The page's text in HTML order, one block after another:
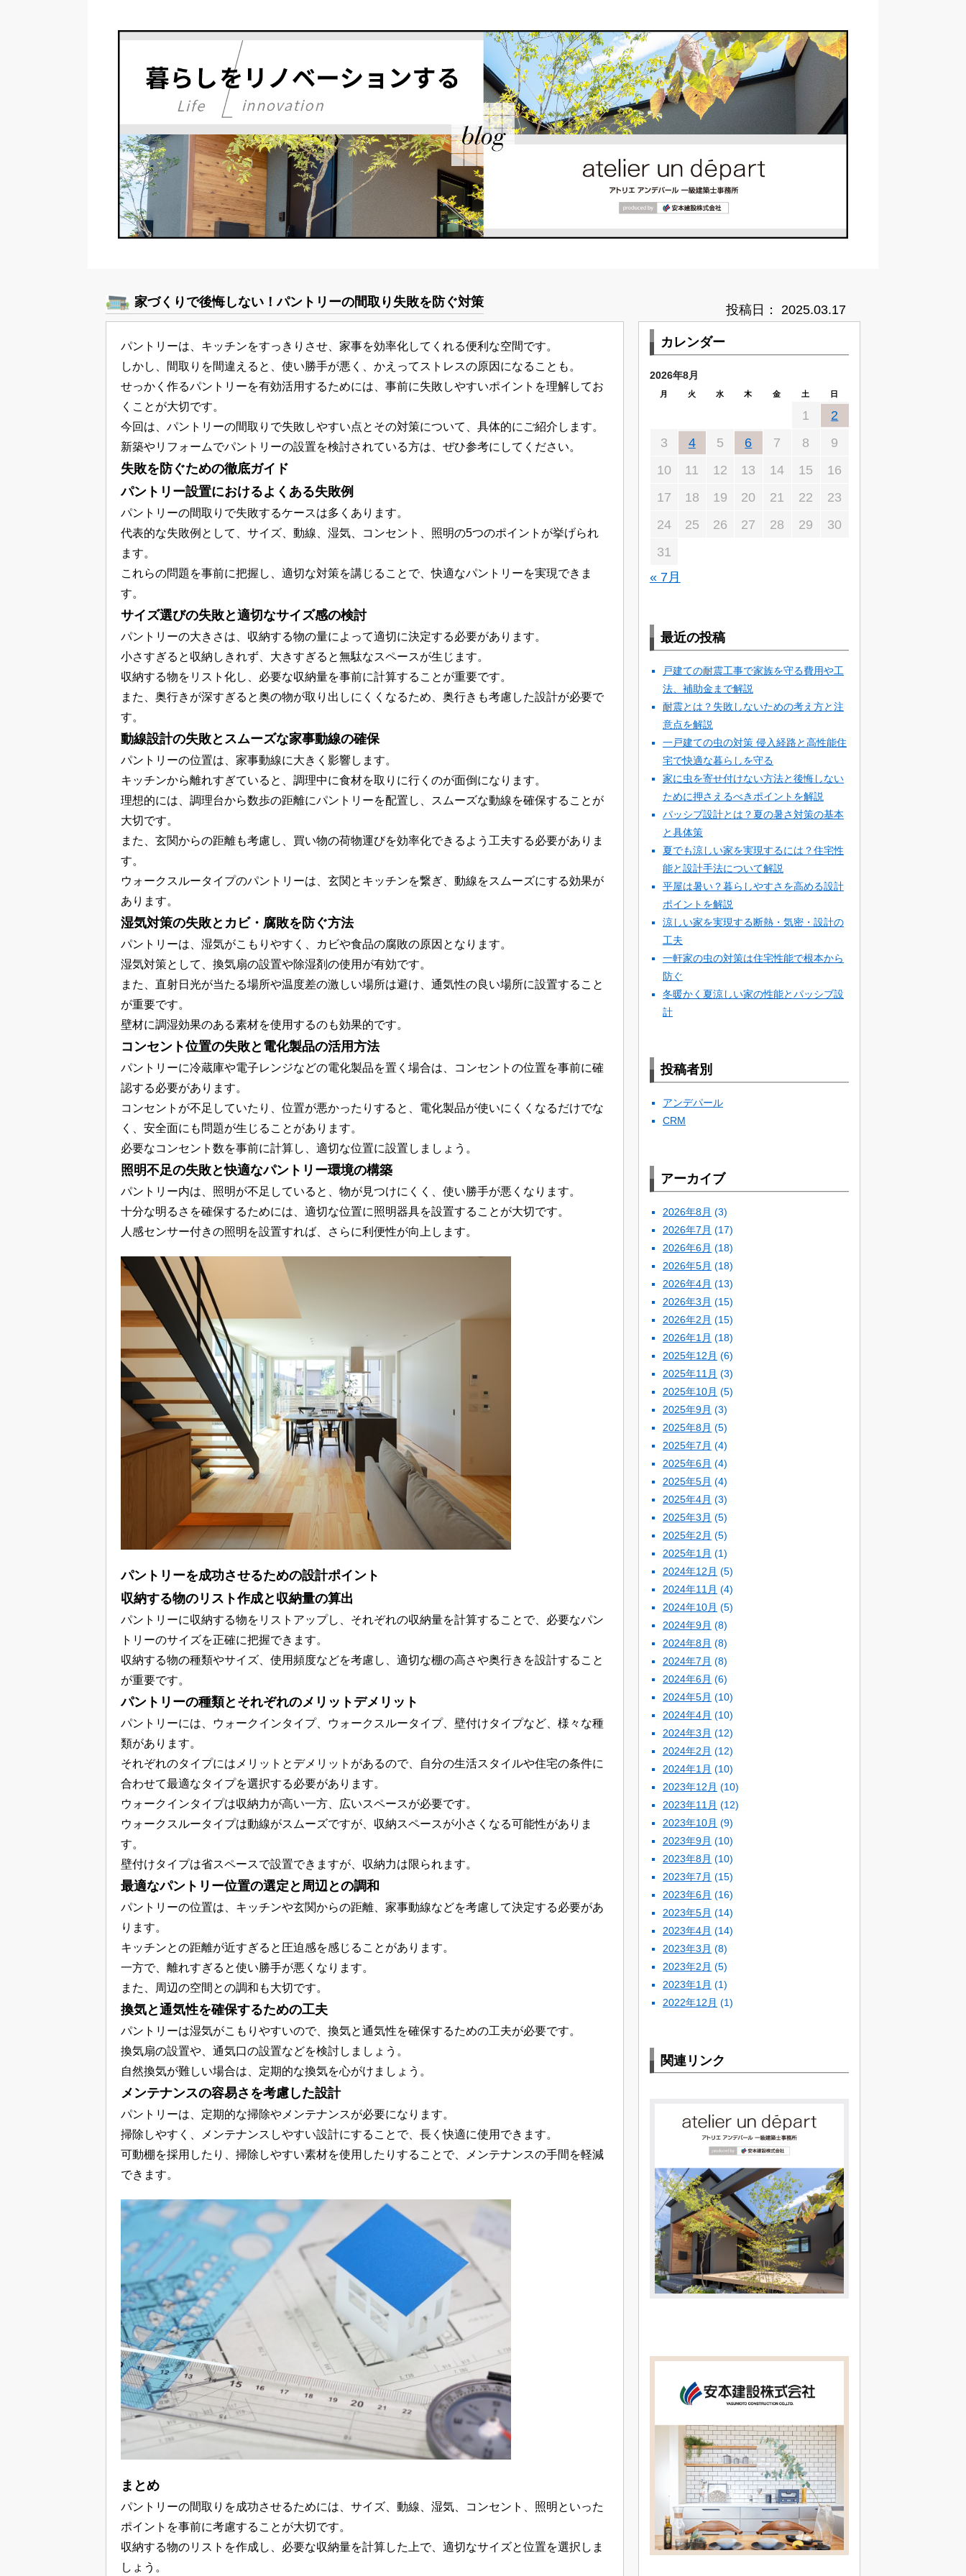
家づくりで後悔しない！パントリーの間取り失敗を防ぐ対策
投稿日： 2025.03.17
パントリーは、キッチンをすっきりさせ、家事を効率化してくれる便利な空間です。
しかし、間取りを間違えると、使い勝手が悪く、かえってストレスの原因になることも。
せっかく作るパントリーを有効活用するためには、事前に失敗しやすいポイントを理解してお
くことが大切です。
今回は、パントリーの間取りで失敗しやすい点とその対策について、具体的にご紹介します。
新築やリフォームでパントリーの設置を検討されている方は、ぜひ参考にしてください。
失敗を防ぐための徹底ガイド
パントリー設置におけるよくある失敗例
パントリーの間取りで失敗するケースは多くあります。
代表的な失敗例として、サイズ、動線、湿気、コンセント、照明の5つのポイントが挙げられ
ます。
これらの問題を事前に把握し、適切な対策を講じることで、快適なパントリーを実現できま
す。
サイズ選びの失敗と適切なサイズ感の検討
パントリーの大きさは、収納する物の量によって適切に決定する必要があります。
小さすぎると収納しきれず、大きすぎると無駄なスペースが生じます。
収納する物をリスト化し、必要な収納量を事前に計算することが重要です。
また、奥行きが深すぎると奥の物が取り出しにくくなるため、奥行きも考慮した設計が必要で
す。
動線設計の失敗とスムーズな家事動線の確保
パントリーの位置は、家事動線に大きく影響します。
キッチンから離れすぎていると、調理中に食材を取りに行くのが面倒になります。
理想的には、調理台から数歩の距離にパントリーを配置し、スムーズな動線を確保することが
大切です。
また、玄関からの距離も考慮し、買い物の荷物運びを効率化できるよう工夫する必要がありま
す。
ウォークスルータイプのパントリーは、玄関とキッチンを繋ぎ、動線をスムーズにする効果が
あります。
湿気対策の失敗とカビ・腐敗を防ぐ方法
パントリーは、湿気がこもりやすく、カビや食品の腐敗の原因となります。
湿気対策として、換気扇の設置や除湿剤の使用が有効です。
また、直射日光が当たる場所や温度差の激しい場所は避け、通気性の良い場所に設置すること
が重要です。
壁材に調湿効果のある素材を使用するのも効果的です。
コンセント位置の失敗と電化製品の活用方法
パントリーに冷蔵庫や電子レンジなどの電化製品を置く場合は、コンセントの位置を事前に確
認する必要があります。
コンセントが不足していたり、位置が悪かったりすると、電化製品が使いにくくなるだけでな
く、安全面にも問題が生じることがあります。
必要なコンセント数を事前に計算し、適切な位置に設置しましょう。
照明不足の失敗と快適なパントリー環境の構築
パントリー内は、照明が不足していると、物が見つけにくく、使い勝手が悪くなります。
十分な明るさを確保するためには、適切な位置に照明器具を設置することが大切です。
人感センサー付きの照明を設置すれば、さらに利便性が向上します。
パントリーを成功させるための設計ポイント
収納する物のリスト作成と収納量の算出
パントリーに収納する物をリストアップし、それぞれの収納量を計算することで、必要なパン
トリーのサイズを正確に把握できます。
収納する物の種類やサイズ、使用頻度などを考慮し、適切な棚の高さや奥行きを設計すること
が重要です。
パントリーの種類とそれぞれのメリットデメリット
パントリーには、ウォークインタイプ、ウォークスルータイプ、壁付けタイプなど、様々な種
類があります。
それぞれのタイプにはメリットとデメリットがあるので、自分の生活スタイルや住宅の条件に
合わせて最適なタイプを選択する必要があります。
ウォークインタイプは収納力が高い一方、広いスペースが必要です。
ウォークスルータイプは動線がスムーズですが、収納スペースが小さくなる可能性がありま
す。
壁付けタイプは省スペースで設置できますが、収納力は限られます。
最適なパントリー位置の選定と周辺との調和
パントリーの位置は、キッチンや玄関からの距離、家事動線などを考慮して決定する必要があ
ります。
キッチンとの距離が近すぎると圧迫感を感じることがあります。
一方で、離れすぎると使い勝手が悪くなります。
また、周辺の空間との調和も大切です。
換気と通気性を確保するための工夫
パントリーは湿気がこもりやすいので、換気と通気性を確保するための工夫が必要です。
換気扇の設置や、通気口の設置などを検討しましょう。
自然換気が難しい場合は、定期的な換気を心がけましょう。
メンテナンスの容易さを考慮した設計
パントリーは、定期的な掃除やメンテナンスが必要になります。
掃除しやすく、メンテナンスしやすい設計にすることで、長く快適に使用できます。
可動棚を採用したり、掃除しやすい素材を使用したりすることで、メンテナンスの手間を軽減
できます。
まとめ
パントリーの間取りを成功させるためには、サイズ、動線、湿気、コンセント、照明といった
ポイントを事前に考慮することが大切です。
収納する物のリストを作成し、必要な収納量を計算した上で、適切なサイズと位置を選択しま
しょう。
カレンダー
2026年8月
月 火 水 木 金 土 日
1
2
3
4 5 6 7 8
9
10
11 12 13 14 15
16
17
18 19 20 21 22
23
24
25 26 27 28 29
30
31
« 7月
最近の投稿
戸建ての耐震工事で家族を守る費用や工
法、補助金まで解説
耐震とは？失敗しないための考え方と注
意点を解説
一戸建ての虫の対策 侵入経路と高性能住
宅で快適な暮らしを守る
家に虫を寄せ付けない方法と後悔しない
ために押さえるべきポイントを解説
パッシブ設計とは？夏の暑さ対策の基本
と具体策
夏でも涼しい家を実現するには？住宅性
能と設計手法について解説
平屋は暑い？暮らしやすさを高める設計
ポイントを解説
涼しい家を実現する断熱・気密・設計の
工夫
一軒家の虫の対策は住宅性能で根本から
防ぐ
冬暖かく夏涼しい家の性能とパッシブ設
計
投稿者別
アンデパール
CRM
アーカイブ
2026年8月 (3)
2026年7月 (17)
2026年6月 (18)
2026年5月 (18)
2026年4月 (13)
2026年3月 (15)
2026年2月 (15)
2026年1月 (18)
2025年12月 (6)
2025年11月 (3)
2025年10月 (5)
2025年9月 (3)
2025年8月 (5)
2025年7月 (4)
2025年6月 (4)
2025年5月 (4)
2025年4月 (3)
2025年3月 (5)
2025年2月 (5)
2025年1月 (1)
2024年12月 (5)
2024年11月 (4)
2024年10月 (5)
2024年9月 (8)
2024年8月 (8)
2024年7月 (8)
2024年6月 (6)
2024年5月 (10)
2024年4月 (10)
2024年3月 (12)
2024年2月 (12)
2024年1月 (10)
2023年12月 (10)
2023年11月 (12)
2023年10月 (9)
2023年9月 (10)
2023年8月 (10)
2023年7月 (15)
2023年6月 (16)
2023年5月 (14)
2023年4月 (14)
2023年3月 (8)
2023年2月 (5)
2023年1月 (1)
2022年12月 (1)
関連リンク